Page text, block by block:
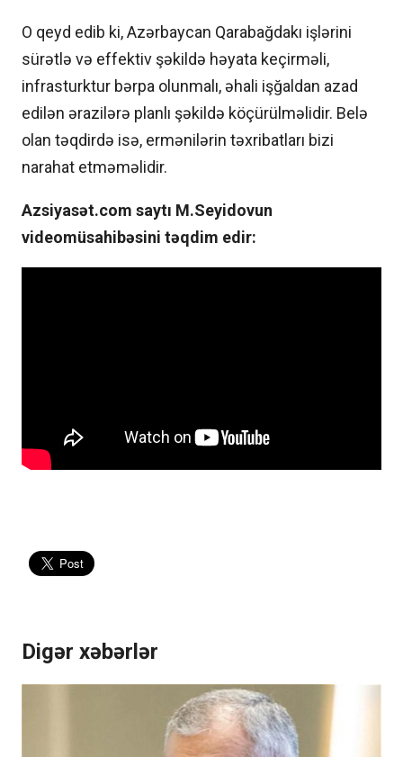
O qeyd edib ki, Azərbaycan Qarabağdakı işlərini
sürətlə və effektiv şəkildə həyata keçirməli,
infrasturktur bərpa olunmalı, əhali işğaldan azad
edilən ərazilərə planlı şəkildə köçürülməlidir. Belə
olan təqdirdə isə, ermənilərin təxribatları bizi
narahat etməməlidir.
Azsiyasət.com saytı M.Seyidovun
videomüsahibəsini təqdim edir:
Digər xəbərlər